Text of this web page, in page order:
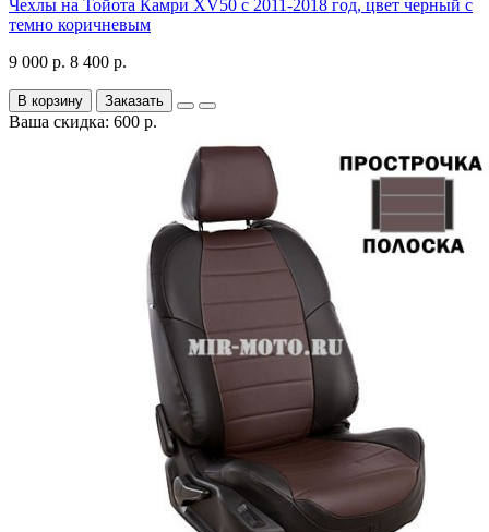
Чехлы на Тойота Камри XV50 с 2011-2018 год, цвет черный с
темно коричневым
9 000 р. 8 400 р.
В корзину Заказать
Ваша скидка: 600 р.